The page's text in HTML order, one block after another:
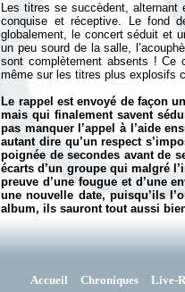
Les titres se succèdent,
conquise et réceptive. Le fond
globalement, le concert séduit et
un peu sourd de la salle,
sont complètement absents ! Ce
même sur les titres plus explosifs
Le rappel est envoyé de façon
mais qui finalement savent
pas manquer l’appel à l’aide
autant dire qu’un respect
poignée de secondes avant de
écarts d’un groupe qui malgré
preuve d’une fougue et d’une
une nouvelle date, puisqu’ils
album, ils sauront tout aussi
Accueil Chroniques Live-